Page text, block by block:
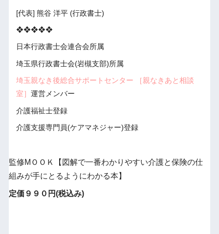
[代表] 熊谷 洋平 (行政書士)
❖❖❖❖❖
日本行政書士会連合会所属
埼玉県行政書士会(岩槻支部)所属
埼玉親なき後総合サポートセンター ［親なきあと相談
室］ 運営メンバー
介護福祉士登録
介護支援専門員(ケアマネジャー)登録
監修МＯＯＫ【図解で一番わかりやすい介護と保険の仕
組みが手にとるようにわかる本】
定価９９０円(税込み)